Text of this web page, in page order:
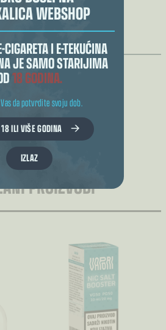
WEBSHOP
I E-TEKUĆINA
JE SAMO STARIJIMA
18 GODINA.
da potvrdite svoju dob.
ILI VIŠE GODINA
IZLAZ
(0)
proizvod mogu napisati recenziju.
PROIZVODI